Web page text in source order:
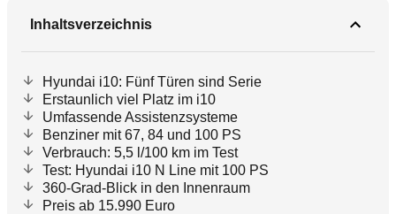
Inhaltsverzeichnis
Hyundai i10: Fünf Türen sind Serie
Erstaunlich viel Platz im i10
Umfassende Assistenzsysteme
Benziner mit 67, 84 und 100 PS
Verbrauch: 5,5 l/100 km im Test
Test: Hyundai i10 N Line mit 100 PS
360-Grad-Blick in den Innenraum
Preis ab 15.990 Euro